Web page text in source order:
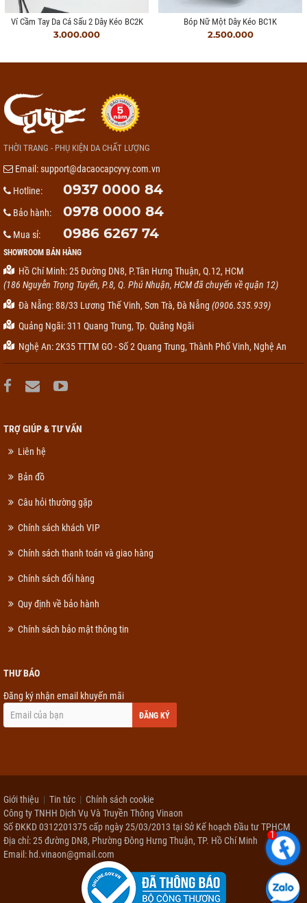
Ví Cầm Tay Da Cá Sấu 2 Dây Kéo BC2K
3.000.000
Bóp Nữ Một Dây Kéo BC1K
2.500.000
THỜI TRANG - PHỤ KIỆN DA CHẤT LƯỢNG
Email:support@dacaocapcyvy.com.vn
Hotline:
0937 0000 84
Bảo hành: 0978 0000 84
Mua sỉ: 0986 6267 74
SHOWROOM BÁN HÀNG
Hồ Chí Minh: 25 Đường DN8, P.Tân Hưng Thuận, Q.12, HCM
(186 Nguyễn Trọng Tuyển, P.8, Q. Phú Nhuận, HCM đã chuyển về quận 12)
Đà Nẵng: 88/33 Lương Thế Vinh, Sơn Trà, Đà Nẵng (0906.535.939)
Quảng Ngãi: 311 Quang Trung, Tp. Quãng Ngãi
Nghệ An: 2K35 TTTM GO - Số 2 Quang Trung, Thành Phố Vinh, Nghệ An
TRỢ GIÚP & TƯ VẤN
Liên hệ
Bản đồ
Câu hỏi thường gặp
Chính sách khách VIP
Chính sách thanh toán và giao hàng
Chính sách đổi hàng
Quy định về bảo hành
Chính sách bảo mật thông tin
THƯ BÁO
Đăng ký nhận email khuyến mãi
ĐĂNG KÝ
Giới thiệu Tin tức
Chính sách cookie
Công ty TNHH Dịch Vụ Và Truyền Thông Vinaon
Số ĐKKD 0312201375 cấp ngày 25/03/2013 tại Sở Kế hoạch Đầu tư TPHCM
Địa chỉ: 25 đường DN8, Phường Đông Hưng Thuận, TP. Hồ Chí Minh
Email: hd.vinaon@gmail.com
1